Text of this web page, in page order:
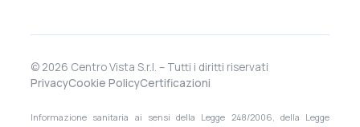
© 2026 Centro Vista S.r.l. – Tutti i diritti riservati
PrivacyCookie PolicyCertificazioni
Informazione sanitaria ai sensi della Legge 248/2006, della Legge